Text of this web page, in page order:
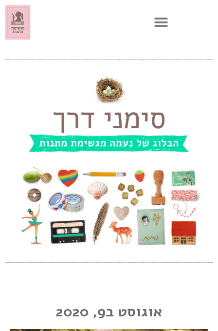
אוגוסט ב9, 2020